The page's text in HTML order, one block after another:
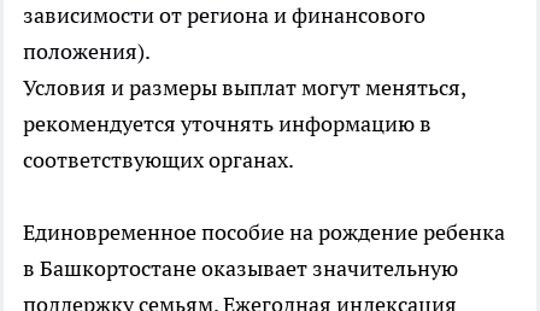
зависимости от региона и финансового
положения).
Условия и размеры выплат могут меняться,
рекомендуется уточнять информацию в
соответствующих органах.
Единовременное пособие на рождение ребенка
в Башкортостане оказывает значительную
поддержку семьям. Ежегодная индексация